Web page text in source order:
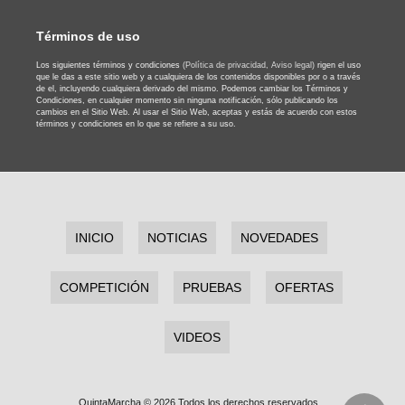
Términos de uso
Los siguientes términos y condiciones (Política de privacidad, Aviso legal) rigen el uso
que le das a este sitio web y a cualquiera de los contenidos disponibles por o a través
de el, incluyendo cualquiera derivado del mismo. Podemos cambiar los Términos y
Condiciones, en cualquier momento sin ninguna notificación, sólo publicando los
cambios en el Sitio Web. Al usar el Sitio Web, aceptas y estás de acuerdo con estos
términos y condiciones en lo que se refiere a su uso.
INICIO NOTICIAS NOVEDADES
COMPETICIÓN PRUEBAS OFERTAS
VIDEOS
QuintaMarcha © 2026 Todos los derechos reservados